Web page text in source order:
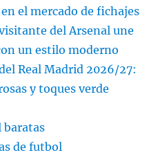
el mercado de fichajes
del Arsenal une
un estilo moderno
Real Madrid 2026/27:
y toques verde
baratas
de futbol